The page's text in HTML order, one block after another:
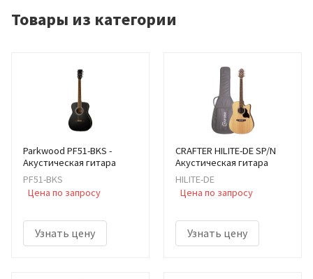
Товары из категории
Parkwood PF51-BKS -
Акустическая гитара
PF51-BKS
Цена по запросу
Узнать цену
CRAFTER HILITE-DE SP/N
Акустическая гитара
HILITE-DE
Цена по запросу
Узнать цену